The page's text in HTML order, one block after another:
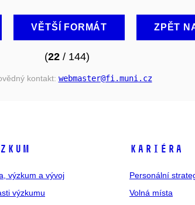
VĚTŠÍ FORMÁT ZPĚT
(22/ 144)
kontakt: webmaster@fi .muni .cz
výzkum a vývoj
výzkumu
KARIÉRA
Personální
Volná místa